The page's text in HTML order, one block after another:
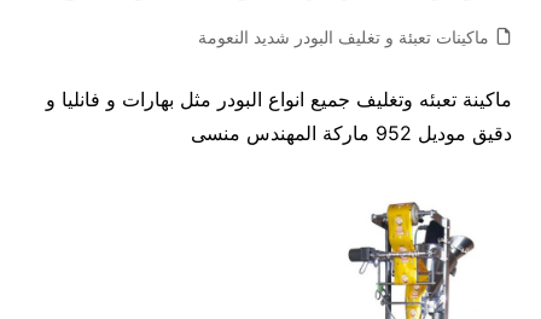
ماكينات تعبئة و تغليف البودر شديد النعومة
ماكينة تعبئه وتغليف جميع انواع البودر مثل بهارات و فانليا و
دقيق موديل 952 ماركة المهندس منسى